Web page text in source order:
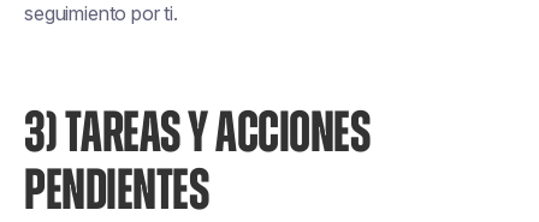
seguimiento por ti.
3) TAREAS Y ACCIONES
PENDIENTES